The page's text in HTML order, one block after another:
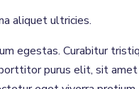
aliquet ultricies.
egestas. Curabitur
purus elit, sit amet